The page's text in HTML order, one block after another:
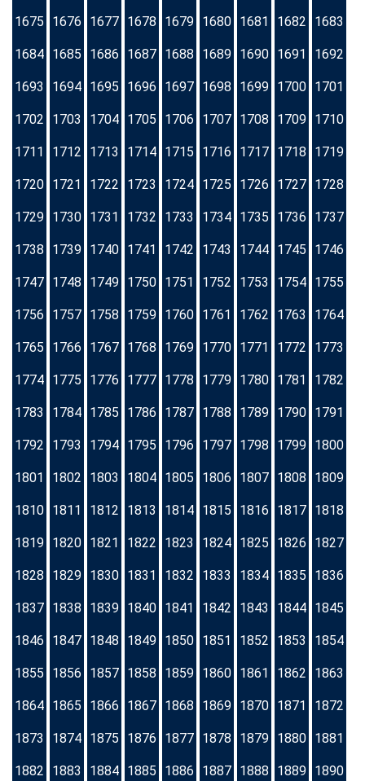
1675 1676 1677 1678 1679 1680 1681 1682 1683
1684 1685 1686 1687 1688 1689 1690 1691 1692
1693 1694 1695 1696 1697 1698 1699 1700 1701
1702 1703 1704 1705 1706 1707 1708 1709 1710
1711 1712 1713 1714 1715 1716 1717 1718 1719
1720 1721 1722 1723 1724 1725 1726 1727 1728
1729 1730 1731 1732 1733 1734 1735 1736 1737
1738 1739 1740 1741 1742 1743 1744 1745 1746
1747 1748 1749 1750 1751 1752 1753 1754 1755
1756 1757 1758 1759 1760 1761 1762 1763 1764
1765 1766 1767 1768 1769 1770 1771 1772 1773
1774 1775 1776 1777 1778 1779 1780 1781 1782
1783 1784 1785 1786 1787 1788 1789 1790 1791
1792 1793 1794 1795 1796 1797 1798 1799 1800
1801 1802 1803 1804 1805 1806 1807 1808 1809
1810 1811 1812 1813 1814 1815 1816 1817 1818
1819 1820 1821 1822 1823 1824 1825 1826 1827
1828 1829 1830 1831 1832 1833 1834 1835 1836
1837 1838 1839 1840 1841 1842 1843 1844 1845
1846 1847 1848 1849 1850 1851 1852 1853 1854
1855 1856 1857 1858 1859 1860 1861 1862 1863
1864 1865 1866 1867 1868 1869 1870 1871 1872
1873 1874 1875 1876 1877 1878 1879 1880 1881
1882 1883 1884 1885 1886 1887 1888 1889 1890